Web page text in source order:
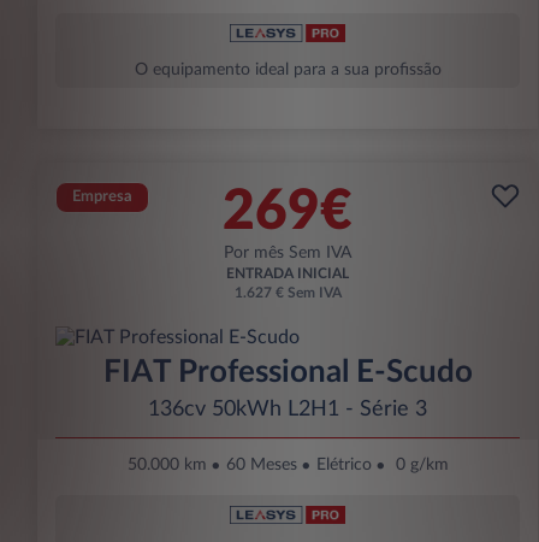
O equipamento ideal para a sua profissão
Empresa 269€
Por mês Sem IVA
ENTRADA INICIAL
1.627 € Sem IVA
FIAT Professional E-Scudo
136cv 50kWh L2H1 - Série 3
50.000 km 60 Meses Elétrico 0 g/km